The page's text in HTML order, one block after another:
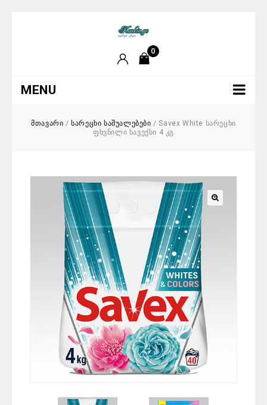
0
MENU
მთავარი /სარეცხი საშუალებები /Savex White სარეცხი
ფხვნილი სავექსი 4 კგ